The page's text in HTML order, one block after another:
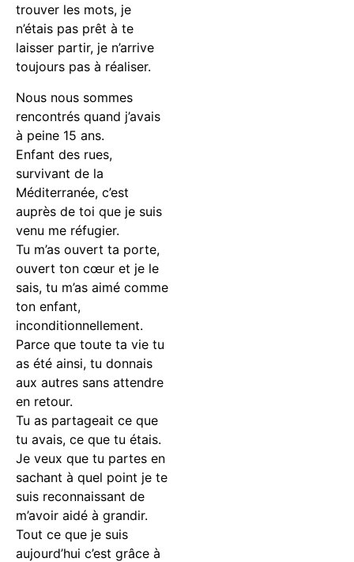
trouver les mots, je
n’étais pas prêt à te
laisser partir, je n’arrive
toujours pas à réaliser.
Nous nous sommes
rencontrés quand j’avais
à peine 15 ans.
Enfant des rues,
survivant de la
Méditerranée, c’est
auprès de toi que je suis
venu me réfugier.
Tu m’as ouvert ta porte,
ouvert ton cœur et je le
sais, tu m’as aimé comme
ton enfant,
inconditionnellement.
Parce que toute ta vie tu
as été ainsi, tu donnais
aux autres sans attendre
en retour.
Tu as partageait ce que
tu avais, ce que tu étais.
Je veux que tu partes en
sachant à quel point je te
suis reconnaissant de
m’avoir aidé à grandir.
Tout ce que je suis
aujourd’hui c’est grâce à